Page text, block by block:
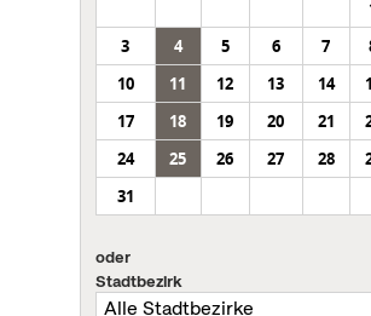
3
4 5 6 7
10
11 12 13 14
17
18 19 20 21
24
25 26 27 28
31
oder
Stadtbezirk